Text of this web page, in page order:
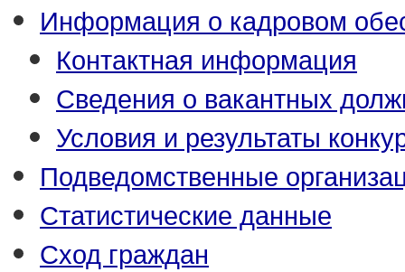
Информация о кадровом
Контактная информация
Сведения о вакантных
Условия и результаты
Подведомственные
Статистические данные
Сход граждан